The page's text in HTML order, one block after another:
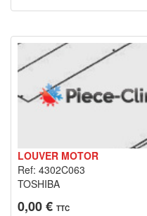
LOUVER MOTOR
Ref: 4302C063
TOSHIBA
0,00 € TTC